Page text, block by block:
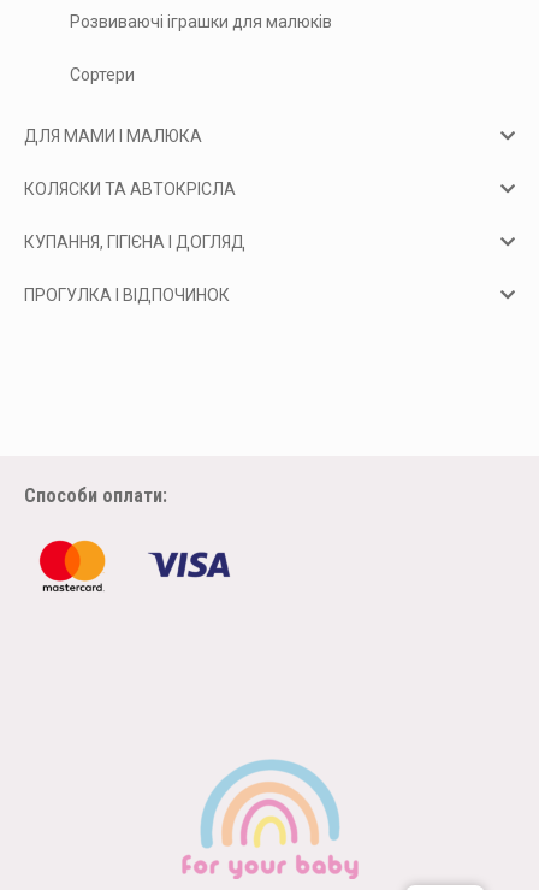
Розвиваючі іграшки для малюків
Сортери
ДЛЯ МАМИ І МАЛЮКА
КОЛЯСКИ ТА АВТОКРІСЛА
КУПАННЯ, ГІГІЄНА І ДОГЛЯД
ПРОГУЛКА І ВІДПОЧИНОК
Способи оплати: